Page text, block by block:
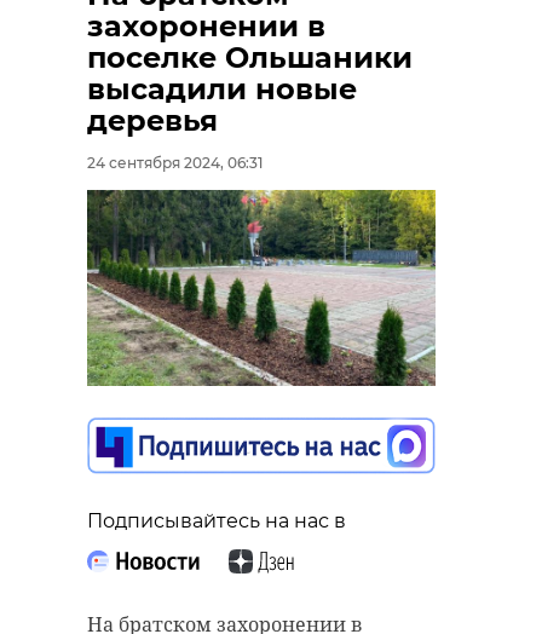
захоронении в
поселке Ольшаники
высадили новые
деревья
24 сентября 2024, 06:31
Подписывайтесь на нас в
На братском захоронении в